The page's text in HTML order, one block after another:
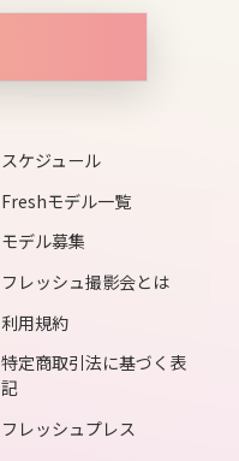
スケジュール
Freshモデル一覧
モデル募集
フレッシュ撮影会とは
利用規約
特定商取引法に基づく表
記
フレッシュプレス